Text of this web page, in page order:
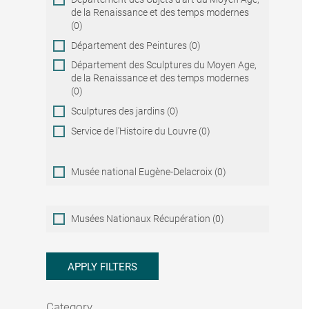
de la Renaissance et des temps modernes
(0)
Département des Peintures (0)
Département des Sculptures du Moyen Age,
de la Renaissance et des temps modernes
(0)
Sculptures des jardins (0)
Service de l'Histoire du Louvre (0)
Musée national Eugène-Delacroix (0)
Musées
Nationaux
Musées Nationaux Récupération (0)
APPLY FILTERS